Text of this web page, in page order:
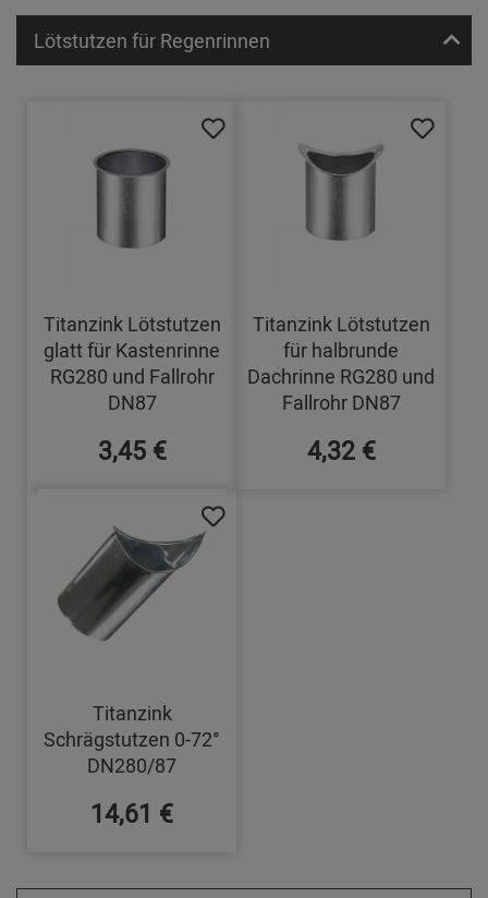
Lötstutzen für Regenrinnen
Titanzink Lötstutzen
glatt für Kastenrinne
RG280 und Fallrohr
DN87
3,45 €
Titanzink Lötstutzen
für halbrunde
Dachrinne RG280 und
Fallrohr DN87
4,32 €
Titanzink
Schrägstutzen 0-72°
DN280/87
14,61 €